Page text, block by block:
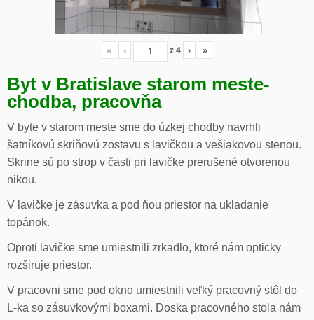
« ‹ z4 › »
Byt v Bratislave starom meste-
chodba, pracovňa
V byte v starom meste sme do úzkej chodby navrhli
šatníkovú skriňovú zostavu s lavičkou a vešiakovou stenou.
Skrine sú po strop v časti pri lavičke prerušené otvorenou
nikou.
V lavičke je zásuvka a pod ňou priestor na ukladanie
topánok.
Oproti lavičke sme umiestnili zrkadlo, ktoré nám opticky
rozširuje priestor.
V pracovni sme pod okno umiestnili veľký pracovný stôl do
L-ka so zásuvkovými boxami. Doska pracovného stola nám